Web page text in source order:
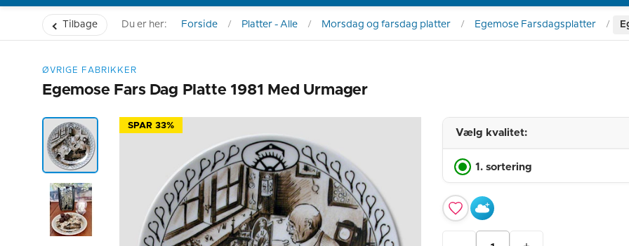
Tilbage Du er her: Forside Platter - Alle Morsdag og farsdag platter Egemose Farsdagsplatter
ØVRIGE FABRIKKER
Egemose Fars Dag Platte 1981 Med Urmager
SPAR 33%
Vælg kvalitet:
1. sortering